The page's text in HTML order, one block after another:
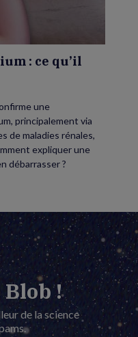
: ce qu’il
une
principalement via
de maladies rénales,
expliquer une
débarrasser ?
!
de la science